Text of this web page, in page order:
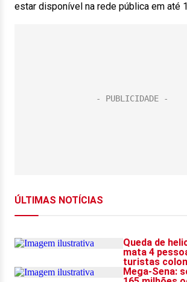
estar disponível na rede pública em até